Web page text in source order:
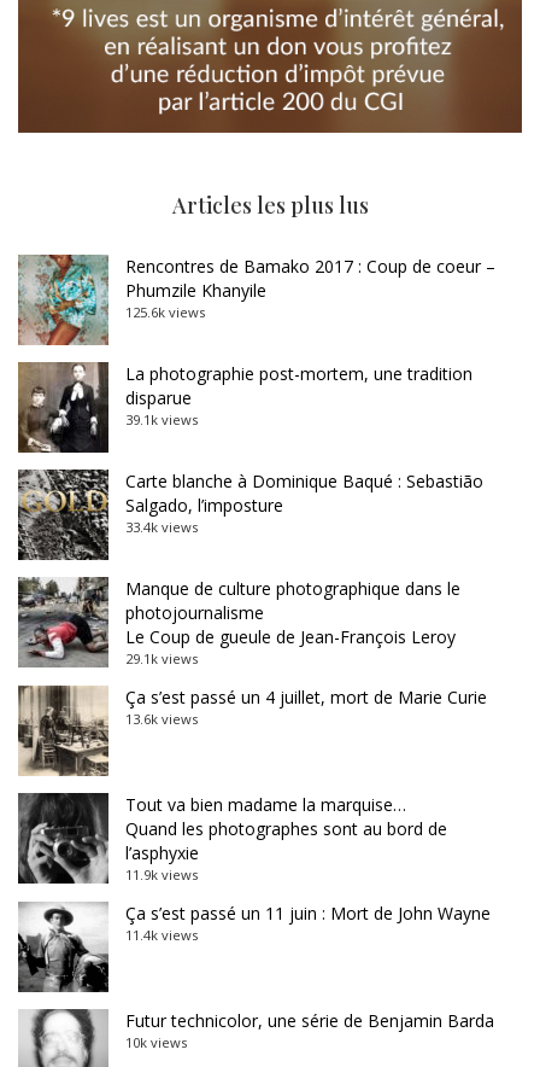
Articles les plus lus
Rencontres de Bamako 2017 : Coup de coeur –
Phumzile Khanyile
125.6k views
La photographie post-mortem, une tradition
disparue
39.1k views
Carte blanche à Dominique Baqué : Sebastião
Salgado, l’imposture
33.4k views
Manque de culture photographique dans le
photojournalisme
Le Coup de gueule de Jean-François Leroy
29.1k views
Ça s’est passé un 4 juillet, mort de Marie Curie
13.6k views
Tout va bien madame la marquise…
Quand les photographes sont au bord de
l’asphyxie
11.9k views
Ça s’est passé un 11 juin : Mort de John Wayne
11.4k views
Futur technicolor, une série de Benjamin Barda
10k views